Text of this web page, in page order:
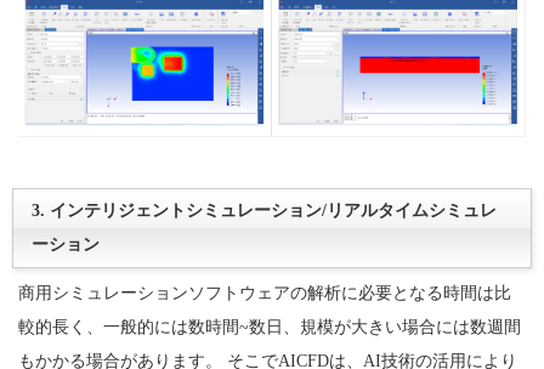
3. インテリジェントシミュレーション/リアルタイムシミュレ
ーション
商用シミュレーションソフトウェアの解析に必要となる時間は比
較的長く、一般的には数時間~数日、規模が大きい場合には数週間
もかかる場合があります。 そこでAICFDは、AI技術の活用により